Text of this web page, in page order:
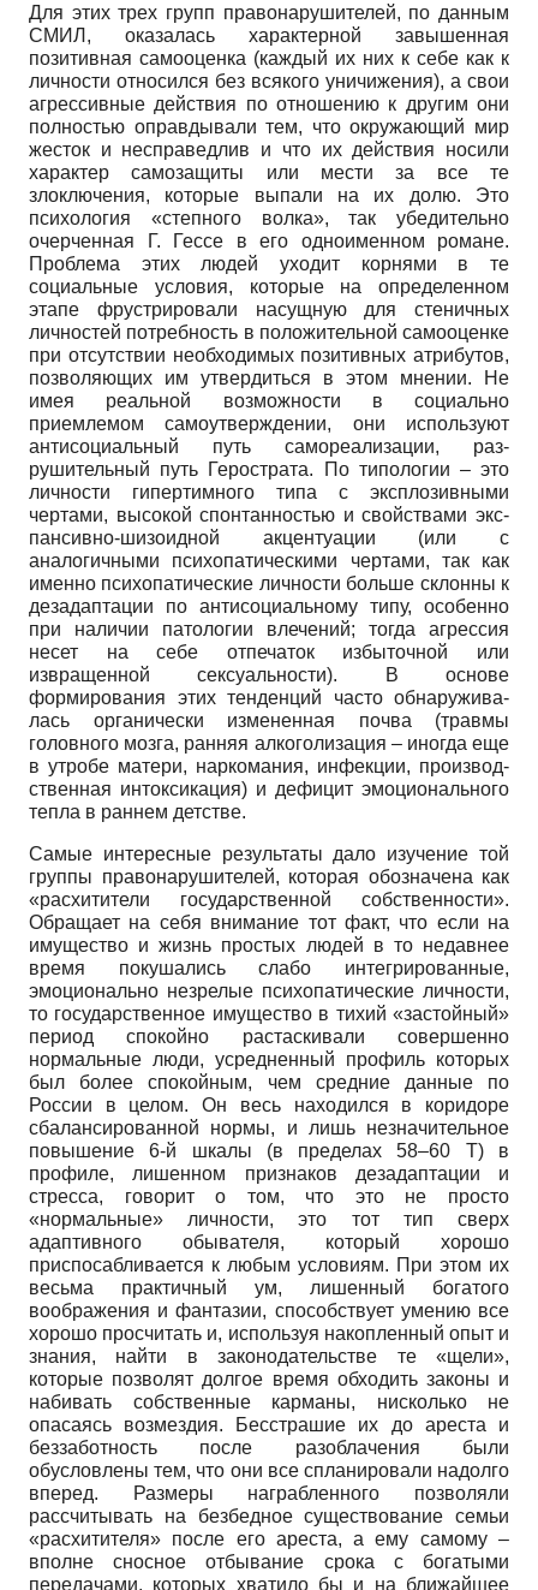
Для этих трех групп правонарушителей, по данным
СМИЛ, оказалась характерной завышенная
позитивная самооценка (каждый их них к себе как к
личности относился без всякого уничижения), а свои
агрессивные дейст­вия по отношению к другим они
полностью оправдывали тем, что окружаю­щий мир
жесток и несправедлив и что их действия носили
характер самоза­щиты или мести за все те
злоключения, которые выпали на их долю. Это
психология «степного волка», так убедительно
очерченная Г. Гессе в его од­ноименном романе.
Проблема этих людей уходит корнями в те
социальные условия, которые на определенном
этапе фрустрировали насущную для сте­ничных
личностей потребность в положительной самооценке
при отсутст­вии необходимых позитивных атрибутов,
позволяющих им утвердиться в этом мнении. Не
имея реальной возможности в социально
приемлемом са­моутверждении, они используют
антисоциальный путь самореализации, раз­
рушительный путь Герострата. По типологии – это
личности гипертимного типа с эксплозивными
чертами, высокой спонтанностью и свойствами экс­
пансивно-шизоидной акцентуации (или с
аналогичными психопатическими чертами, так как
именно психопатические личности больше склонны к
деза­даптации по антисоциальному типу, особенно
при наличии патологии влече­ний; тогда агрессия
несет на себе отпечаток избыточной или
извращенной сексуальности). В основе
формирования этих тенденций часто обнаружива­
лась органически измененная почва (травмы
головного мозга, ранняя алко­голизация – иногда еще
в утробе матери, наркомания, инфекции, производ­
ственная интоксикация) и дефицит эмоционального
тепла в раннем детстве.
Самые интересные результаты дало изучение той
группы правонару­шителей, которая обозначена как
«расхитители государственной собственности».
Обращает на себя внимание тот факт, что если на
имущество и жизнь простых людей в то недавнее
время покушались слабо интегрированные,
эмоционально незрелые психопатические личности,
то государственное имущество в тихий «застойный»
период спокойно растаскивали совершенно
нормальные люди, усредненный профиль которых
был более спокойным, чем средние данные по
России в целом. Он весь находился в коридоре
сбалансированной нормы, и лишь незначительное
повышение 6-й шкалы (в пределах 58–60 Т) в
профиле, лишенном признаков дезадаптации и
стресса, говорит о том, что это не просто
«нормальные» личности, это тот тип сверх
адаптивного обывателя, который хорошо
приспосабливается к любым условиям. При этом их
весьма практичный ум, лишенный богатого
воображения и фантазии, способствует умению все
хорошо просчитать и, используя накопленный опыт и
знания, найти в законодательстве те «щели»,
которые позволят долгое время обходить законы и
набивать собственные карманы, нисколько не
опасаясь возмездия. Бесстрашие их до ареста и
беззаботность после разоблачения были
обусловлены тем, что они все спланировали надолго
вперед. Размеры награбленного позволяли
рассчитывать на безбедное существование семьи
«расхитителя» после его ареста, а ему самому –
вполне сносное отбывание срока с богатыми
передачами, которых хватило бы и на ближайшее